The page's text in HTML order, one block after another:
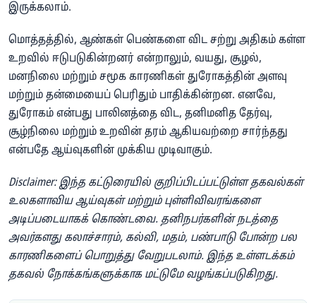
இருக்கலாம்.
மொத்தத்தில், ஆண்கள் பெண்களை விட சற்று அதிகம் கள்ள
உறவில் ஈடுபடுகின்றனர் என்றாலும், வயது, சூழல்,
மனநிலை மற்றும் சமூக காரணிகள் துரோகத்தின் அளவு
மற்றும் தன்மையைப் பெரிதும் பாதிக்கின்றன. எனவே,
துரோகம் என்பது பாலினத்தை விட, தனிமனித தேர்வு,
சூழ்நிலை மற்றும் உறவின் தரம் ஆகியவற்றை சார்ந்தது
என்பதே ஆய்வுகளின் முக்கிய முடிவாகும்.
Disclaimer: இந்த கட்டுரையில் குறிப்பிடப்பட்டுள்ள தகவல்கள்
உலகளாவிய ஆய்வுகள் மற்றும் புள்ளிவிவரங்களை
அடிப்படையாகக் கொண்டவை. தனிநபர்களின் நடத்தை
அவர்களது கலாச்சாரம், கல்வி, மதம், பண்பாடு போன்ற பல
காரணிகளைப் பொறுத்து வேறுபடலாம். இந்த உள்ளடக்கம்
தகவல் நோக்கங்களுக்காக மட்டுமே வழங்கப்படுகிறது.